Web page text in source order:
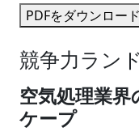
PDFをダウンロード
競争力ラン
空気処理業
ケープ